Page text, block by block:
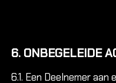
‍6. ONBEGELEIDE
6.1. Een Deelnemer